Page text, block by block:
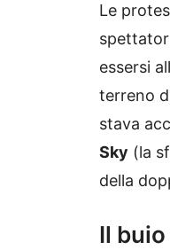
Le
essersi
terreno
stava
Sky (la
della
Il